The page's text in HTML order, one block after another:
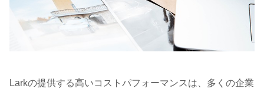
Larkの提供する高いコストパフォーマンスは、多くの企業